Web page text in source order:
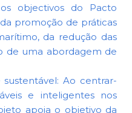
objectivos do Pacto
promoção de práticas
da redução das
de uma abordagem de
Ao centrar-
e inteligentes nos
apoia o objetivo da